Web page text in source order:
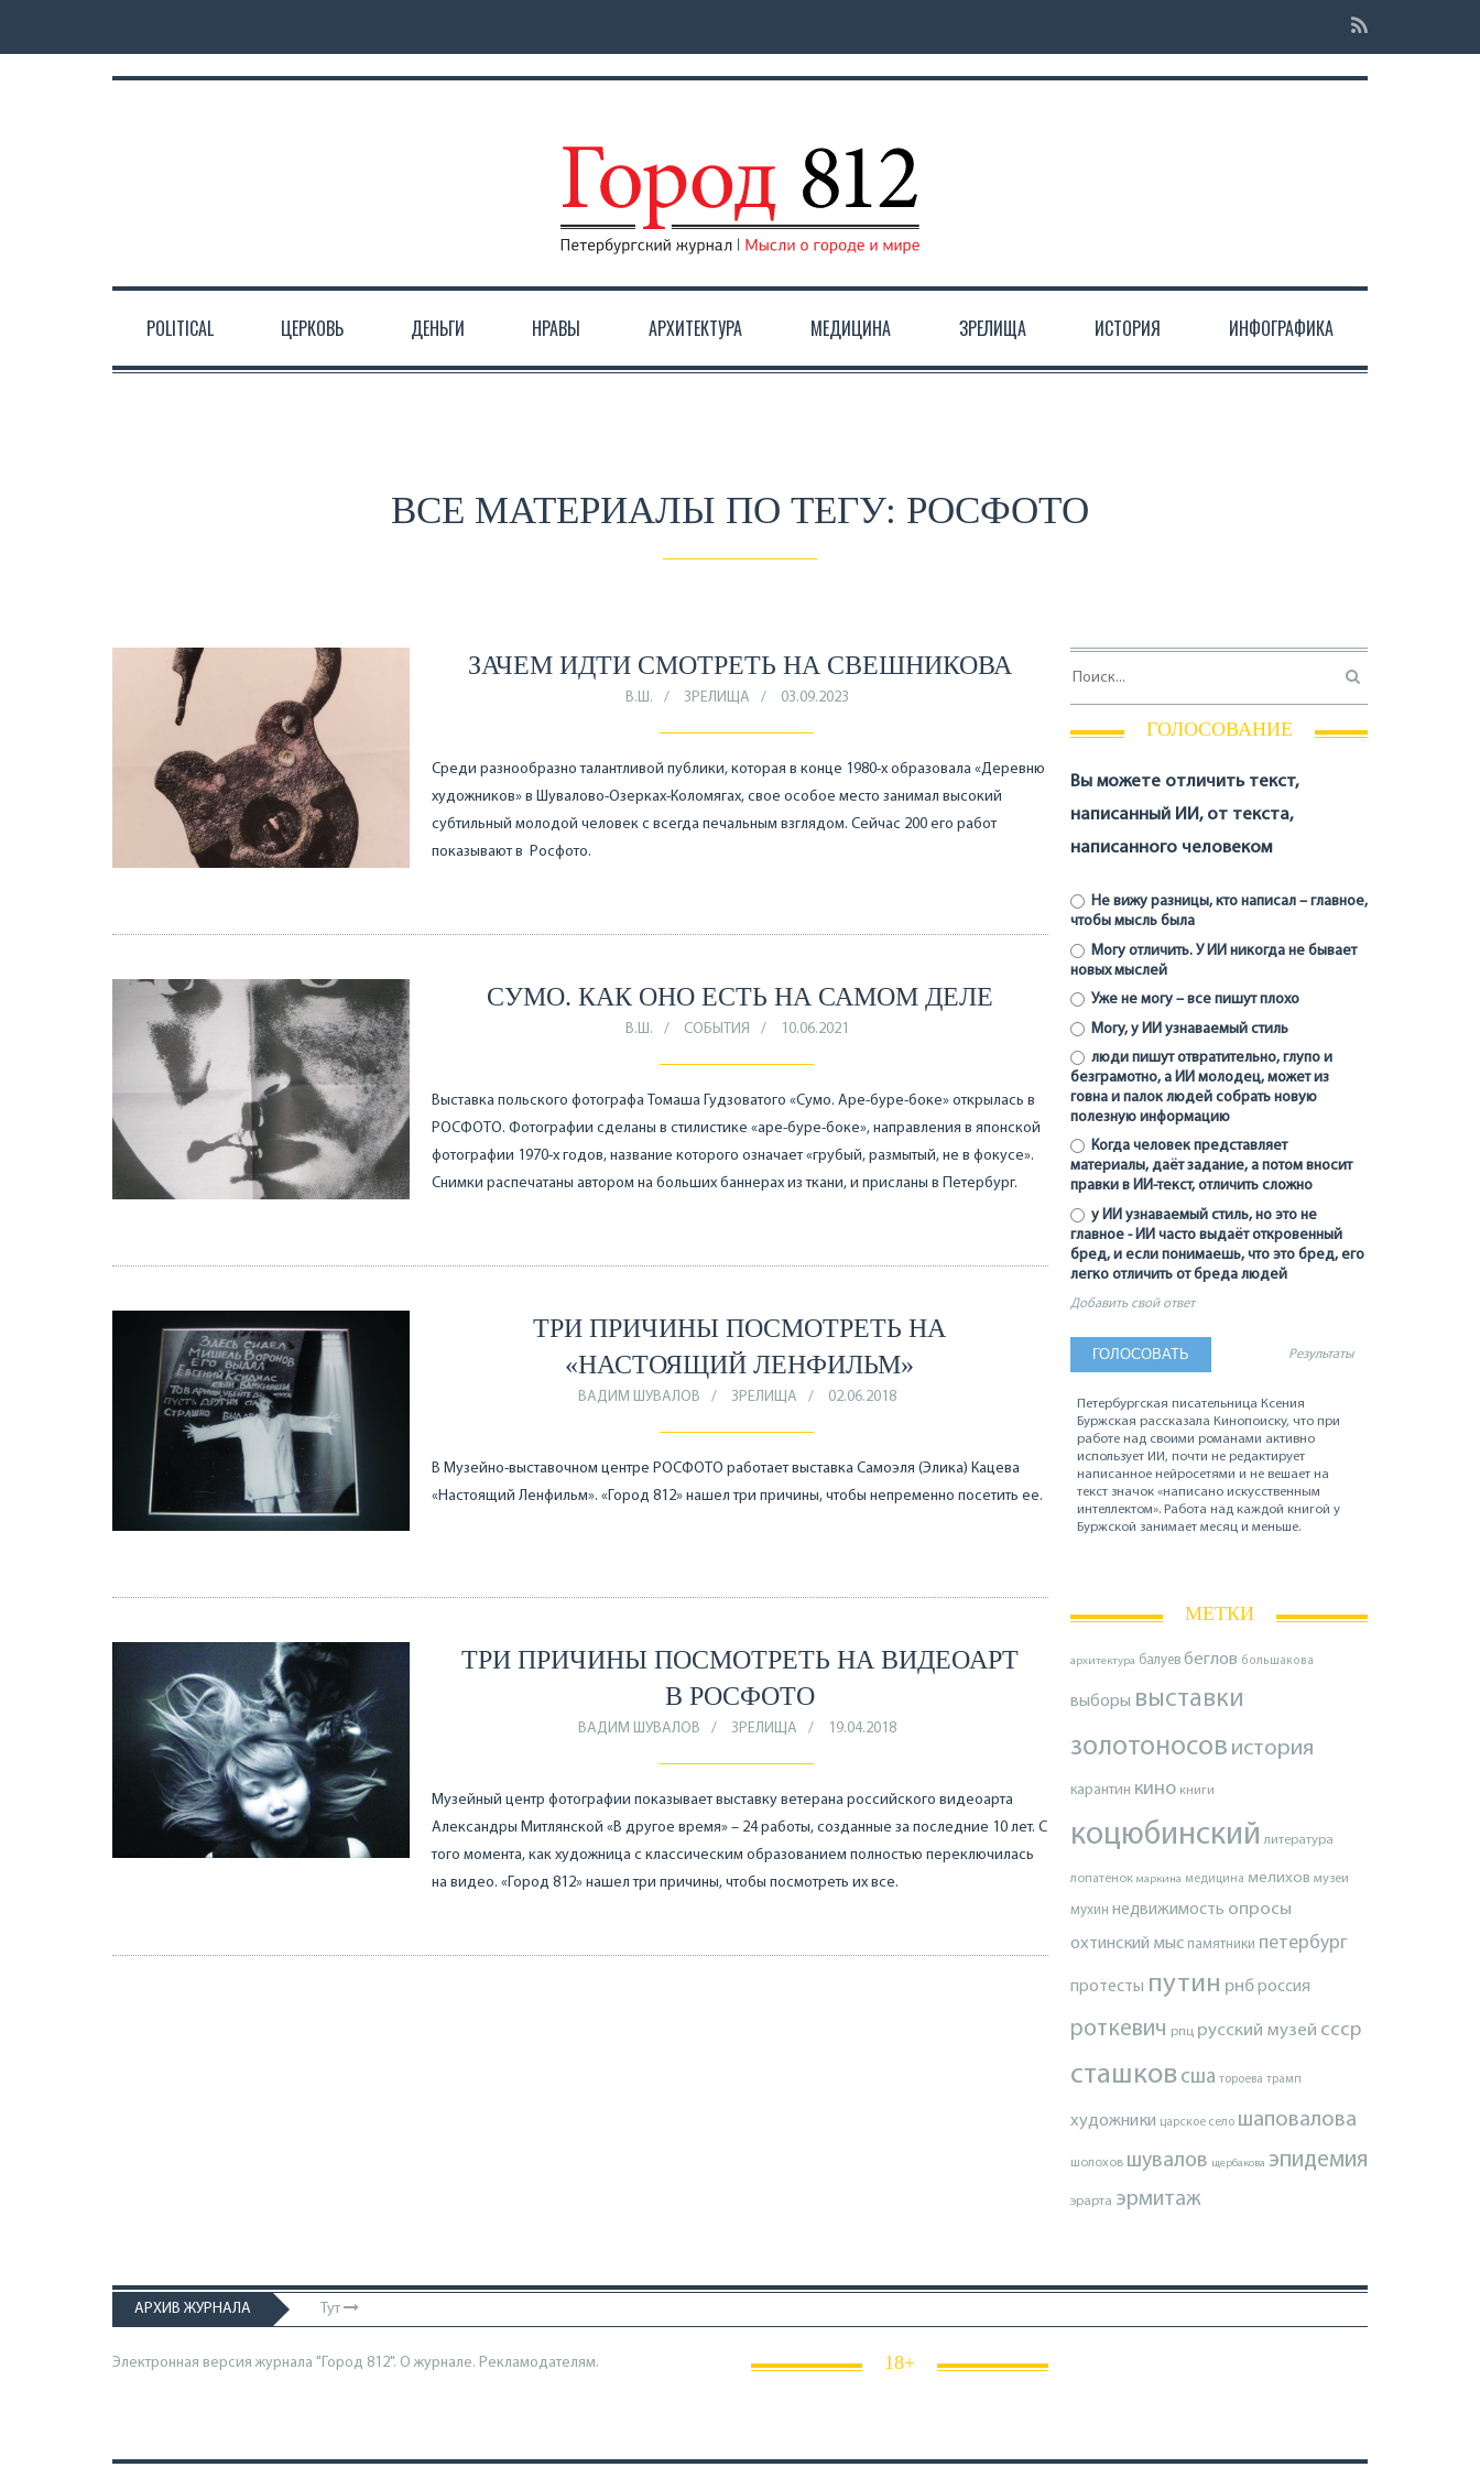
POLITICAL ЦЕРКОВЬ ДЕНЬГИ НРАВЫ АРХИТЕКТУРА МЕДИЦИНА ЗРЕЛИЩА ИСТОРИЯ ИНФОГРАФИКА
ВСЕ МАТЕРИАЛЫ ПО ТЕГУ: РОСФОТО
ЗАЧЕМ ИДТИ СМОТРЕТЬ НА СВЕШНИКОВА
В.Ш. ЗРЕЛИЩА 03.09.2023
Среди разнообразно талантливой публики, которая в конце 1980-х образовала «Деревню
художников» в Шувалово-Озерках-Коломягах, свое особое место занимал высокий
субтильный молодой человек с всегда печальным взглядом. Сейчас 200 его работ
показывают в Росфото.
СУМО. КАК ОНО ЕСТЬ НА САМОМ ДЕЛЕ
В.Ш. СОБЫТИЯ 10.06.2021
Выставка польского фотографа Томаша Гудзоватого «Сумо. Аре-буре-боке» открылась в
РОСФОТО. Фотографии сделаны в стилистике «аре-буре-боке», направления в японской
фотографии 1970-х годов, название которого означает «грубый, размытый, не в фокусе».
Снимки распечатаны автором на больших баннерах из ткани, и присланы в Петербург.
ТРИ ПРИЧИНЫ ПОСМОТРЕТЬ НА
«НАСТОЯЩИЙ ЛЕНФИЛЬМ»
ВАДИМ ШУВАЛОВ ЗРЕЛИЩА 02.06.2018
В Музейно-выставочном центре РОСФОТО работает выставка Самоэля (Элика) Кацева
«Настоящий Ленфильм». «Город 812» нашел три причины, чтобы непременно посетить ее.
ТРИ ПРИЧИНЫ ПОСМОТРЕТЬ НА ВИДЕОАРТ
В РОСФОТО
ВАДИМ ШУВАЛОВ ЗРЕЛИЩА 19.04.2018
Музейный центр фотографии показывает выставку ветерана российского видеоарта
Александры Митлянской «В другое время» – 24 работы, созданные за последние 10 лет. С
того момента, как художница с классическим образованием полностью переключилась
на видео. «Город 812» нашел три причины, чтобы посмотреть их все.
ГОЛОСОВАНИЕ
Вы можете отличить текст,
написанный ИИ, от текста,
написанного человеком
Не вижу разницы, кто написал – главное,
чтобы мысль была
Могу отличить. У ИИ никогда не бывает
новых мыслей
Уже не могу – все пишут плохо
Могу, у ИИ узнаваемый стиль
люди пишут отвратительно, глупо и
безграмотно, а ИИ молодец, может из
говна и палок людей собрать новую
полезную информацию
Когда человек представляет
материалы, даёт задание, а потом вносит
правки в ИИ-текст, отличить сложно
у ИИ узнаваемый стиль, но это не
главное - ИИ часто выдаёт откровенный
бред, и если понимаешь, что это бред, его
легко отличить от бреда людей
Добавить свой ответ
Результаты
Петербургская писательница Ксения
Буржская рассказала Кинопоиску, что при
работе над своими романами активно
использует ИИ, почти не редактирует
написанное нейросетями и не вешает на
текст значок «написано искусственным
интеллектом». Работа над каждой книгой у
Буржской занимает месяц и меньше.
МЕТКИ
архитектура балуев беглов большакова
выборы выставки
золотоносов история
карантин кино книги
коцюбинский литература
лопатенок маркина медицина мелихов музеи
мухин недвижимость опросы
охтинский мыс памятники петербург
протесты путин рнброссия
роткевич рпц русский музей ссср
сташков сша тороева трамп
художники царское село шаповалова
шолохов шувалов щербакова эпидемия
эрарта эрмитаж
АРХИВ ЖУРНАЛА Тут
Электронная версия журнала "Город 812". О журнале. Рекламодателям. 18+